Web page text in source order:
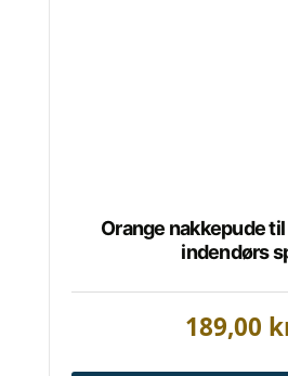
Orange nakkepude
indendørs
189,00